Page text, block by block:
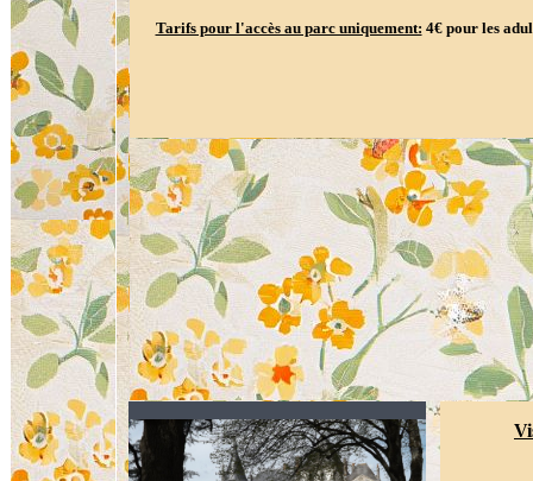
Tarifs pour l'accès au parc uniquement: 4€ pour les